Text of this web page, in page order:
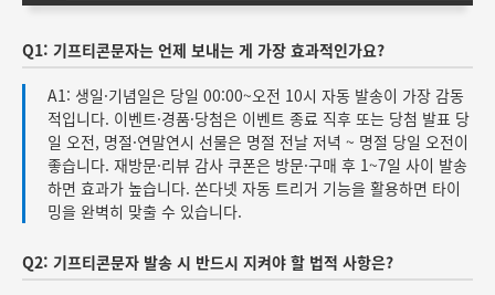
Q1: 기프티콘문자는 언제 보내는 게 가장 효과적인가요?
A1: 생일·기념일은 당일 00:00~오전 10시 자동 발송이 가장 감동
적입니다. 이벤트·경품·당첨은 이벤트 종료 직후 또는 당첨 발표 당
일 오전, 명절·연말연시 선물은 명절 전날 저녁 ~ 명절 당일 오전이
좋습니다. 재방문·리뷰 감사 쿠폰은 방문·구매 후 1~7일 사이 발송
하면 효과가 높습니다. 쏜다넷 자동 트리거 기능을 활용하면 타이
밍을 완벽히 맞출 수 있습니다.
Q2: 기프티콘문자 발송 시 반드시 지켜야 할 법적 사항은?